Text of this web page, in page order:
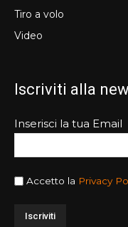
Tiro a volo
Video
Iscriviti alla
Inserisci la tua Email
Accetto la Privacy